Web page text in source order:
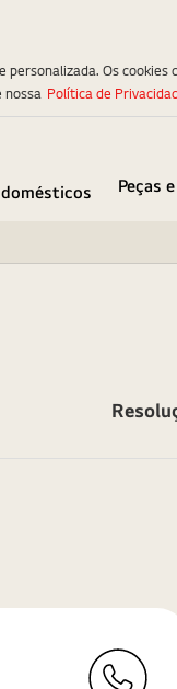
Peças
Os
nossa Política de